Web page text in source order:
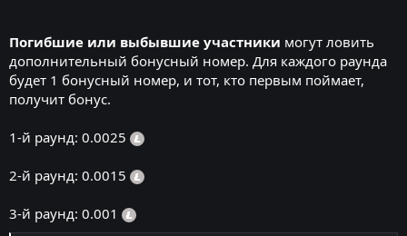
Погибшие или выбывшие участники могут ловить
дополнительный бонусный номер. Для каждого раунда
будет 1 бонусный номер, и тот, кто первым поймает,
получит бонус.
1-й раунд: 0.0025
2-й раунд: 0.0015
3-й раунд: 0.001